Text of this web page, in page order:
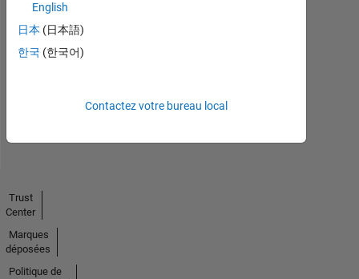
No
Endorsements
English
日本 (日本語)
한국 (한국어)
Contactez votre bureau local
Trust
Center
Marques
déposées
Politique de